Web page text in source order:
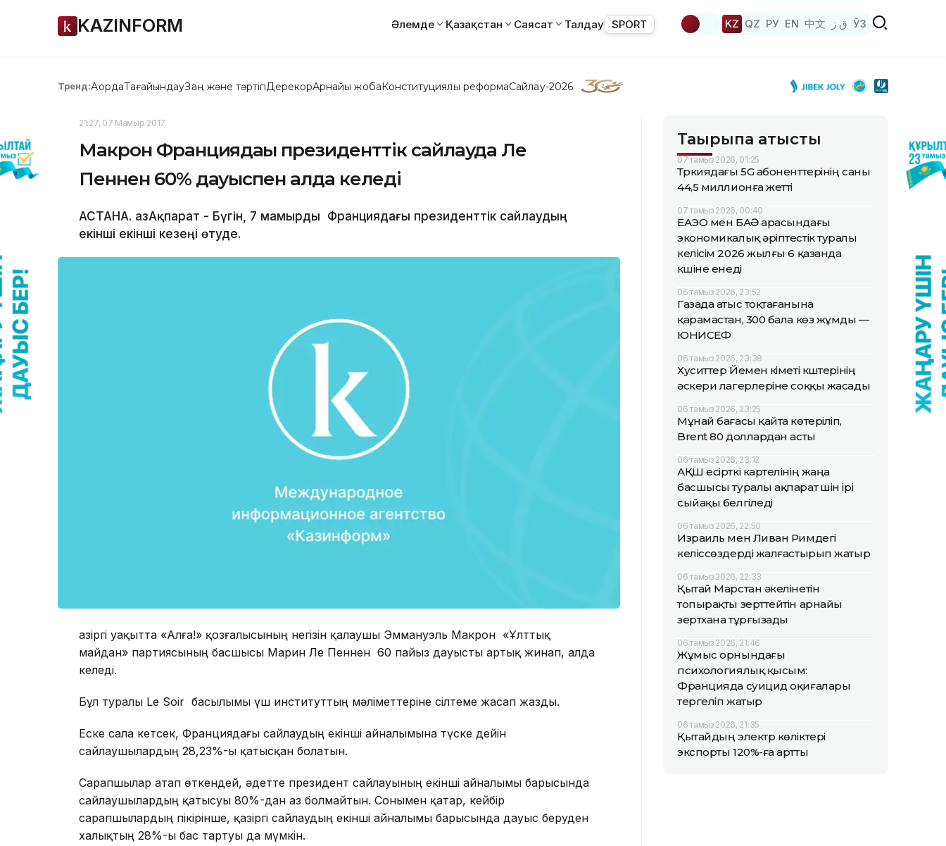
KAZINFORM Әлемде Қазақстан Саясат Талдау SPORT KZ QZ РУ EN 中文 ق ز ЎЗ
Тренд:АқордаТағайындауЗаң және тәртіпДерекқорАрнайы жобаКонституциялық реформаСайлау-2026
21:27, 07 Мамыр 2017
Макрон Франциядағы президенттік сайлауда Ле
Пеннен 60% дауыспен алда келеді
АСТАНА. ҚазАқпарат - Бүгін, 7 мамырды Франциядағы президенттік сайлаудың
екінші екінші кезеңі өтуде.
Қазіргі уақытта «Алға!» қозғалысының негізін қалаушы Эммануэль Макрон «Ұлттық
майдан» партиясының басшысы Марин Ле Пеннен 60 пайыз дауысты артық жинап, алда
келеді.
Бұл туралы Le Soir басылымы үш институттың мәліметтеріне сілтеме жасап жазды.
Еске сала кетсек, Франциядағы сайлаудың екінші айналымына түске дейін
сайлаушылардың 28,23%-ы қатысқан болатын.
Сарапшылар атап өткендей, әдетте президент сайлауының екінші айналымы барысында
сайлаушылардың қатысуы 80%-дан аз болмайтын. Сонымен қатар, кейбір
сарапшылардың пікірінше, қазіргі сайлаудың екінші айналымы барысында дауыс беруден
халықтың 28%-ы бас тартуы да мүмкін.
Тақырыпқа қатысты
07 тамыз 2026, 01:25
Түркиядағы 5G абоненттерінің саны
44,5 миллионға жетті
07 тамыз 2026, 00:40
ЕАЭО мен БАӘ арасындағы
экономикалық әріптестік туралы
келісім 2026 жылғы 6 қазанда
күшіне енеді
06 тамыз 2026, 23:52
Газада атыс тоқтағанына
қарамастан, 300 бала көз жұмды —
ЮНИСЕФ
06 тамыз 2026, 23:38
Хуситтер Йемен үкіметі күштерінің
әскери лагерлеріне соққы жасады
06 тамыз 2026, 23:25
Мұнай бағасы қайта көтеріліп,
Brent 80 доллардан асты
06 тамыз 2026, 23:12
АҚШ есірткі картелінің жаңа
басшысы туралы ақпарат үшін ірі
сыйақы белгіледі
06 тамыз 2026, 22:50
Израиль мен Ливан Римдегі
келіссөздерді жалғастырып жатыр
06 тамыз 2026, 22:33
Қытай Марстан әкелінетін
топырақты зерттейтін арнайы
зертхана тұрғызады
06 тамыз 2026, 21:46
Жұмыс орнындағы
психологиялық қысым:
Францияда суицид оқиғалары
тергеліп жатыр
06 тамыз 2026, 21:35
Қытайдың электр көліктері
экспорты 120%-ға артты